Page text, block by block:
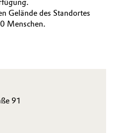
Lieferbedingungen
Gelände des Standortes
Menschen.
91